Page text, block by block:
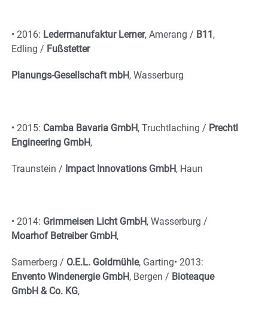
• 2016: Ledermanufaktur Lerner, Amerang / B11 ,
Edling / Fußstetter
Planungs-Gesellschaft mbH, Wasserburg
• 2015: Camba Bavaria GmbH, Truchtlaching / Prechtl
Engineering GmbH,
Traunstein / Impact Innovations GmbH, Haun
• 2014: Grimmeisen Licht GmbH, Wasserburg /
Moarhof Betreiber GmbH,
Samerberg / O.E.L. Goldmühle, Garting• 2013:
Envento Windenergie GmbH, Bergen / Bioteaque
GmbH & Co. KG,